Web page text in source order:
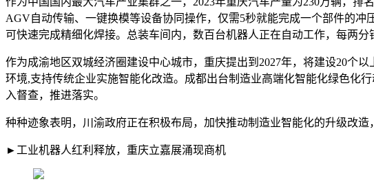
AGV自动传输、一键换模等设备协同操作，仅需5秒就能完成一个部件的
可快速完成精细化焊接。总装车间内，数百台机器人正在自动工作，每两分
作为成渝地区双城经济圈建设中心城市，重庆提出到2027年，将建设20个
环境,支持传统企业实施智能化改造。成都出台制造业高端化智能化绿色化
入督查，推进落实。
种种迹象表明，川渝政府正在积极布局，加快推动制造业智能化的升级改
►工业机器人红利释放，重庆立嘉展涌现商机